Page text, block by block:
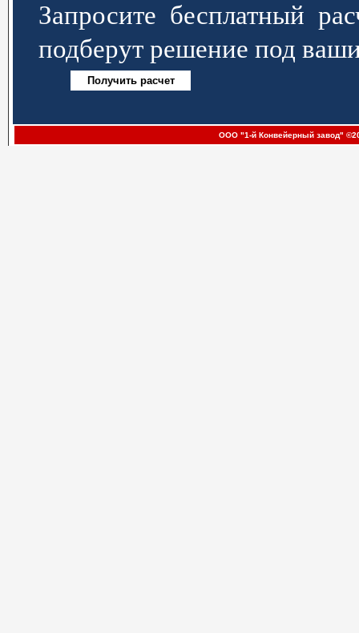
Запросите бесплатный
подберут решение под
ООО "1-й Конвейерный завод"